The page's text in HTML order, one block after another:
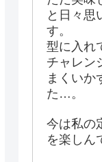
と日々思
す。
型に入れ
チャレン
まくいか
た…。
今は私の
を楽しん